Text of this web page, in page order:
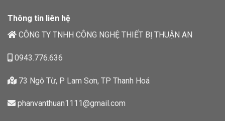
Thông tin liên hệ
CÔNG TY TNHH CÔNG NGHỆ THIẾT BỊ THUẬN AN
0943.776.636
73 Ngô Từ, P Lam Sơn, TP Thanh Hoá
phanvanthuan1111@gmail.com